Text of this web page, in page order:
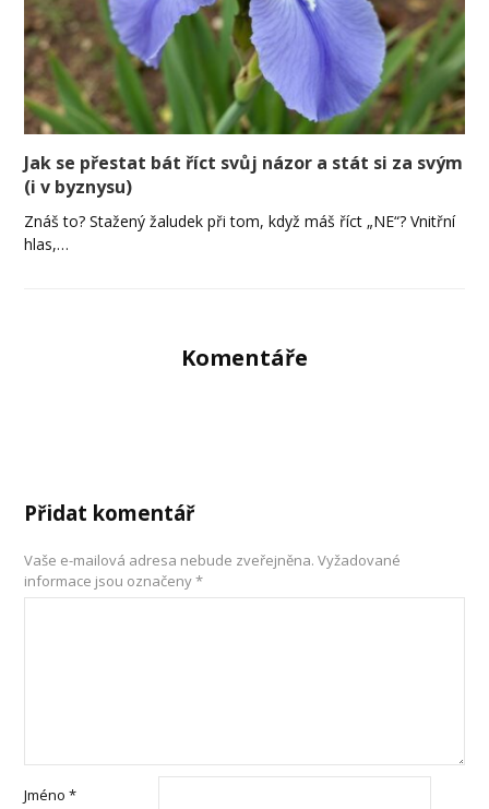
Jak se přestat bát říct svůj názor a stát si za svým
(i v byznysu)
Znáš to? Stažený žaludek při tom, když máš říct „NE“? Vnitřní
hlas,…
Komentáře
Přidat komentář
Vaše e-mailová adresa nebude zveřejněna. Vyžadované
informace jsou označeny*
Jméno*